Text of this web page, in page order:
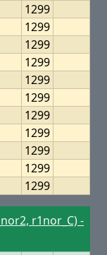
1299
1299
1299
1299
1299
1299
1299
1299
1299
1299
1299
r1nor_C) -